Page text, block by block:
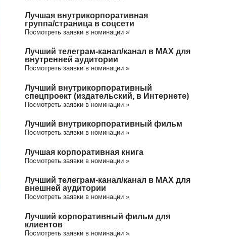
Лучшая внутрикорпоративная
группа/cтраница в соцсети
Посмотреть заявки в номинации »
Лучший телеграм-канал/канал в МАХ для
внутренней аудитории
Посмотреть заявки в номинации »
Лучший внутрикорпоративный
спецпроект (издательский, в Интернете)
Посмотреть заявки в номинации »
Лучший внутрикорпоративный фильм
Посмотреть заявки в номинации »
Лучшая корпоративная книга
Посмотреть заявки в номинации »
Лучший телеграм-канал/канал в МАХ для
внешней аудитории
Посмотреть заявки в номинации »
Лучший корпоративный фильм для
клиентов
Посмотреть заявки в номинации »